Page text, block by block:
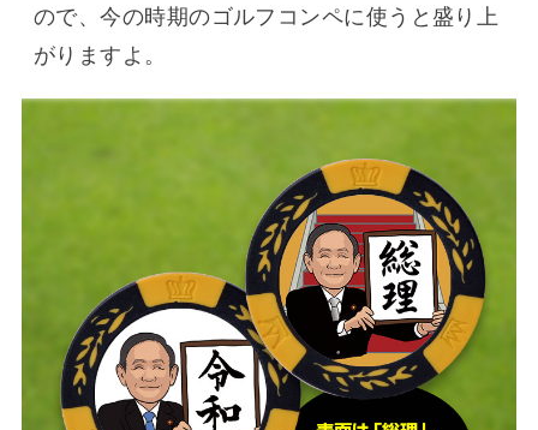
ので、今の時期のゴルフコンペに使うと盛り上
がりますよ。